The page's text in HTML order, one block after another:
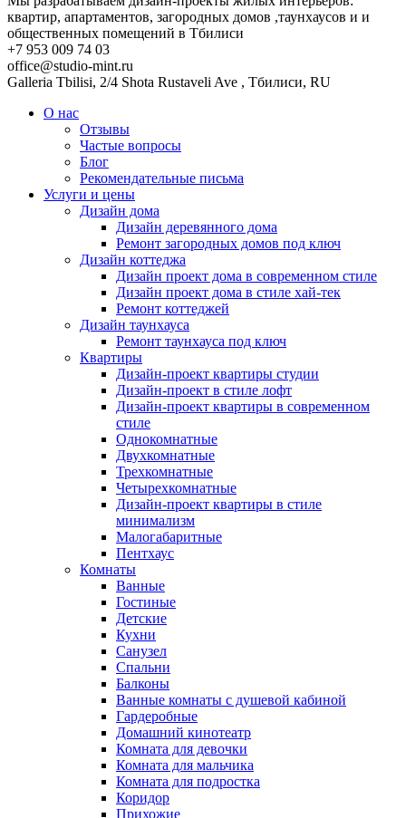
квартир, апартаментов, загородных домов ,таунхаусов и и
общественных помещений в Тбилиси
+7 953 009 74 03
office@studio-mint.ru
Galleria Tbilisi, 2/4 Shota Rustaveli Ave , Тбилиси, RU
О нас
Отзывы
Частые вопросы
Блог
Рекомендательные письма
Услуги и цены
Дизайн дома
Дизайн деревянного дома
Ремонт загородных домов под ключ
Дизайн коттеджа
Дизайн проект дома в современном стиле
Дизайн проект дома в стиле хай-тек
Ремонт коттеджей
Дизайн таунхауса
Ремонт таунхауса под ключ
Квартиры
Дизайн-проект квартиры студии
Дизайн-проект в стиле лофт
Дизайн-проект квартиры в современном
стиле
Однокомнатные
Двухкомнатные
Трехкомнатные
Четырехкомнатные
Дизайн-проект квартиры в стиле
минимализм
Малогабаритные
Пентхаус
Комнаты
Ванные
Гостиные
Детские
Кухни
Санузел
Спальни
Балконы
Ванные комнаты с душевой кабиной
Гардеробные
Домашний кинотеатр
Комната для девочки
Комната для мальчика
Комната для подростка
Коридор
Прихожие